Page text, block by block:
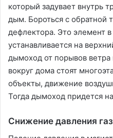
который задувает внутрь
дым. Бороться с обратной
дефлектора. Это элемент
устанавливается на
дымоход от порывов
вокруг дома стоят
объекты, движение
Тогда дымоход придется
Снижение давления